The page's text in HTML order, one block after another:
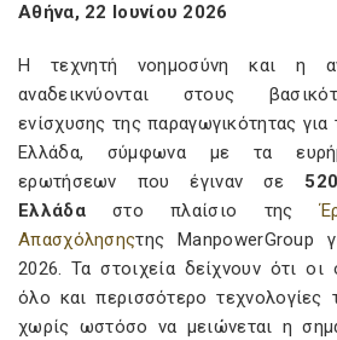
Αθήνα, 22 Ιουνίου 2026
Η τεχνητή νοημοσύνη και η
αναδεικνύονται στους
ενίσχυσης της παραγωγικότητας για
Ελλάδα, σύμφωνα με τα
ερωτήσεων που έγιναν σε
Ελλάδαστο πλαίσιο της
Απασχόλησηςτης ManpowerGroup
2026. Τα στοιχεία δείχνουν ότι οι
όλο και περισσότερο τεχνολογίες
χωρίς ωστόσο να μειώνεται η